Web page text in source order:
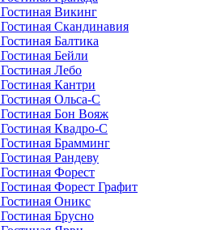
Гостиная Викинг
Гостиная Скандинавия
Гостиная Балтика
Гостиная Бейли
Гостиная Лебо
Гостиная Кантри
Гостиная Ольса-С
Гостиная Бон Вояж
Гостиная Квадро-С
Гостиная Брамминг
Гостиная Рандеву
Гостиная Форест
Гостиная Форест Графит
Гостиная Оникс
Гостиная Брусно